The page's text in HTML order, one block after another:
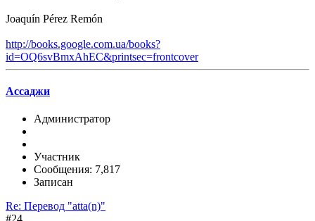
Joaquín Pérez Remón
http://books.google.com.ua/books?
id=OQ6svBmxAhEC&printsec=frontcover
Ассаджи
Администратор
Участник
Сообщения: 7,817
Записан
Re: Перевод "atta(n)"